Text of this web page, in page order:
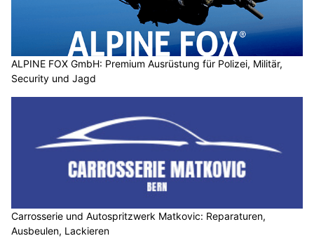
ALPINE FOX GmbH: Premium Ausrüstung für Polizei, Militär,
Security und Jagd
Carrosserie und Autospritzwerk Matkovic: Reparaturen,
Ausbeulen, Lackieren